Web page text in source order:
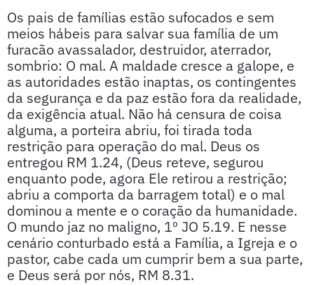
Os pais de famílias estão sufocados e sem
meios hábeis para salvar sua família de um
furacão avassalador, destruidor, aterrador,
sombrio: O mal. A maldade cresce a galope, e
as autoridades estão inaptas, os contingentes
da segurança e da paz estão fora da realidade,
da exigência atual. Não há censura de coisa
alguma, a porteira abriu, foi tirada toda
restrição para operação do mal. Deus os
entregou RM 1.24, (Deus reteve, segurou
enquanto pode, agora Ele retirou a restrição;
abriu a comporta da barragem total) e o mal
dominou a mente e o coração da humanidade.
O mundo jaz no maligno, 1º JO 5.19. E nesse
cenário conturbado está a Família, a Igreja e o
pastor, cabe cada um cumprir bem a sua parte,
e Deus será por nós, RM 8.31.